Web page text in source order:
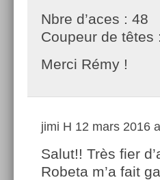
Nbre d’aces : 48
Coupeur de têtes
Merci Rémy !
jimi H 12 mars 2016
Salut!! Très fier
Robeta m’a fait